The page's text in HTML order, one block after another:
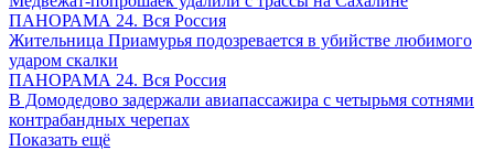
ПАНОРАМА 24. Вся Россия
Жительница Приамурья подозревается в убийстве любимого
ударом скалки
ПАНОРАМА 24. Вся Россия
В Домодедово задержали авиапассажира с четырьмя сотнями
контрабандных черепах
Показать ещё